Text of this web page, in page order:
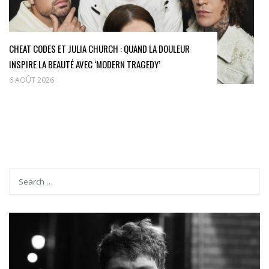
CHEAT CODES ET JULIA CHURCH : QUAND LA DOULEUR
INSPIRE LA BEAUTÉ AVEC ‘MODERN TRAGEDY’
6 AOÛT 2026